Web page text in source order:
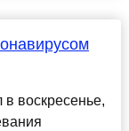
воскресенье,